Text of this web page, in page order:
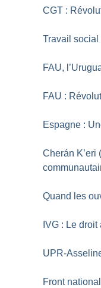
CGT :
Travail social
FAU,
FAU :
Espagne :
Cherán K’eri
Quand les
IVG : Le
UPR-
Front